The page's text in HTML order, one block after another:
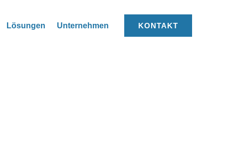
Lösungen Unternehmen KONTAKT